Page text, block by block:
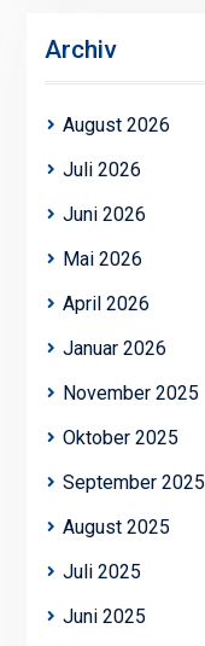
Archiv
August 2026
Juli 2026
Juni 2026
Mai 2026
April 2026
Januar 2026
November 2025
Oktober 2025
September 2025
August 2025
Juli 2025
Juni 2025